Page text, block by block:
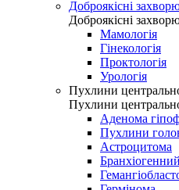
Доброякісні
Доброякісні
Мамологія
Гінекологія
Проктологія
Урологія
Пухлини
Пухлини
Аденома
Пухлини
Астроцитома